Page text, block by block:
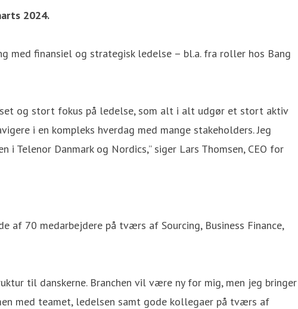
2024.
med finansiel og strategisk ledelse – bl.a. fra roller hos Bang
og stort fokus på ledelse, som alt i alt udgør et stort aktiv
i en kompleks hverdag med mange stakeholders. Jeg
Danmark og Nordics,” siger Lars Thomsen, CEO for
af 70 medarbejdere på tværs af Sourcing, Business Finance,
til danskerne. Branchen vil være ny for mig, men jeg bringer
med teamet, ledelsen samt gode kollegaer på tværs af